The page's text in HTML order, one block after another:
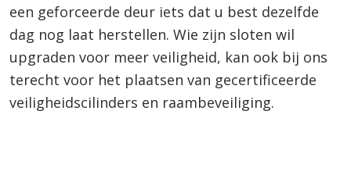
een geforceerde deur iets dat u best dezelfde
dag nog laat herstellen. Wie zijn sloten wil
upgraden voor meer veiligheid, kan ook bij ons
terecht voor het plaatsen van gecertificeerde
veiligheidscilinders en raambeveiliging.